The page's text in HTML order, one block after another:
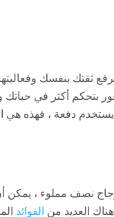
ثقتك بنفسك
أكثر في حياتك
دفعة ، فهذه هي
نصف مملوء ، يمكن
العديد من الفوائد